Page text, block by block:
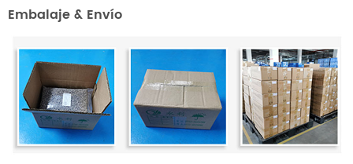
Embalaje & Envío